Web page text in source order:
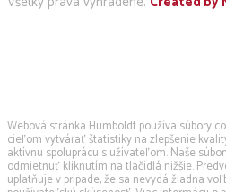
Webová stránka Humboldt používa súbory
cieľom vytvárať štatistiky na zlepšenie
aktívnu spoluprácu s užívateľom. Naše
odmietnuť kliknutím na tlačidlá nižšie.
uplatňuje v prípade, že sa nevydá žiadna